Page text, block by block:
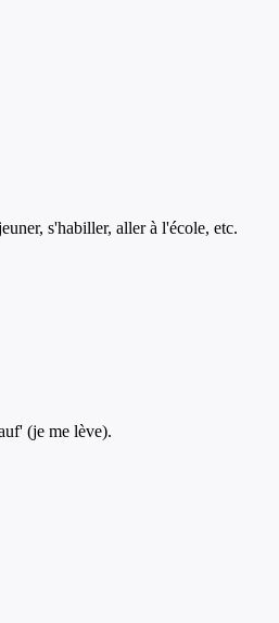
s'habiller, aller à l'école, etc.
(je me lève).